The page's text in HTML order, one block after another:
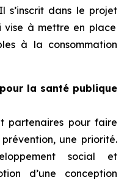
s’inscrit dans le projet
vise à mettre en place
à la consommation
la santé publique
partenaires pour faire
une priorité.
social et
d’une conception